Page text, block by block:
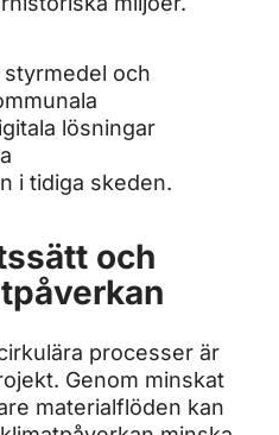
och
lösningar
i tidiga skeden.
och
processer är
Genom minskat
materialflöden kan